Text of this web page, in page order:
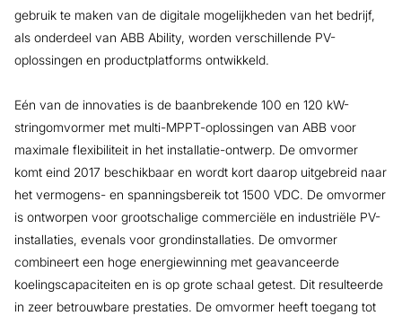
gebruik te maken van de digitale mogelijkheden van het bedrijf,
als onderdeel van ABB Ability, worden verschillende PV-
oplossingen en productplatforms ontwikkeld.
Eén van de innovaties is de baanbrekende 100 en 120 kW-
stringomvormer met multi-MPPT-oplossingen van ABB voor
maximale flexibiliteit in het installatie-ontwerp. De omvormer
komt eind 2017 beschikbaar en wordt kort daarop uitgebreid naar
het vermogens- en spanningsbereik tot 1500 VDC. De omvormer
is ontworpen voor grootschalige commerciële en industriële PV-
installaties, evenals voor grondinstallaties. De omvormer
combineert een hoge energiewinning met geavanceerde
koelingscapaciteiten en is op grote schaal getest. Dit resulteerde
in zeer betrouwbare prestaties. De omvormer heeft toegang tot